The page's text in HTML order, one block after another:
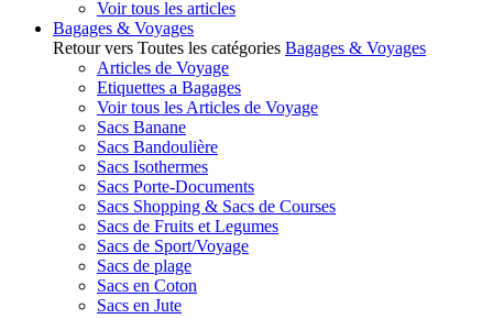
Voir tous les articles
Bagages & Voyages
Retour vers Toutes les catégories Bagages & Voyages
Articles de Voyage
Etiquettes a Bagages
Voir tous les Articles de Voyage
Sacs Banane
Sacs Bandoulière
Sacs Isothermes
Sacs Porte-Documents
Sacs Shopping & Sacs de Courses
Sacs de Fruits et Legumes
Sacs de Sport/Voyage
Sacs de plage
Sacs en Coton
Sacs en Jute